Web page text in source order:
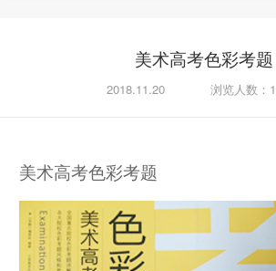
美术高考色彩考题
2018.11.20 浏览人数：
美术高考色彩考题